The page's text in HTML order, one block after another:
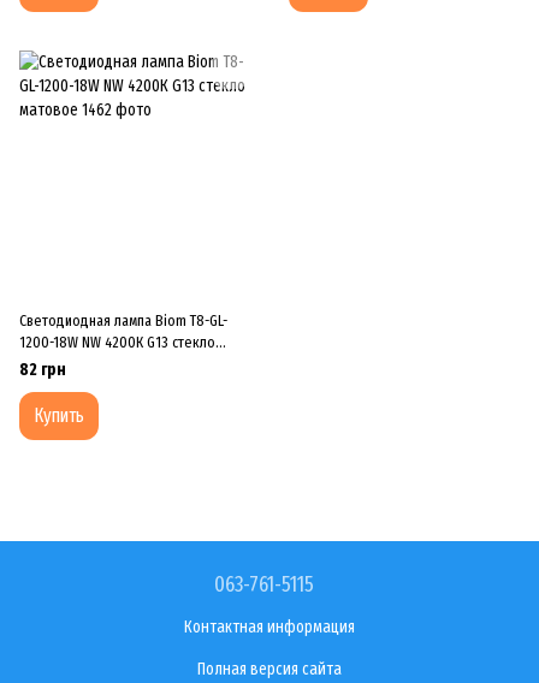
Светодиодная лампа Biom T8-GL-
1200-18W NW 4200К G13 стекло
матовое
82 грн
Купить
063-761-5115
Контактная информация
Полная версия сайта